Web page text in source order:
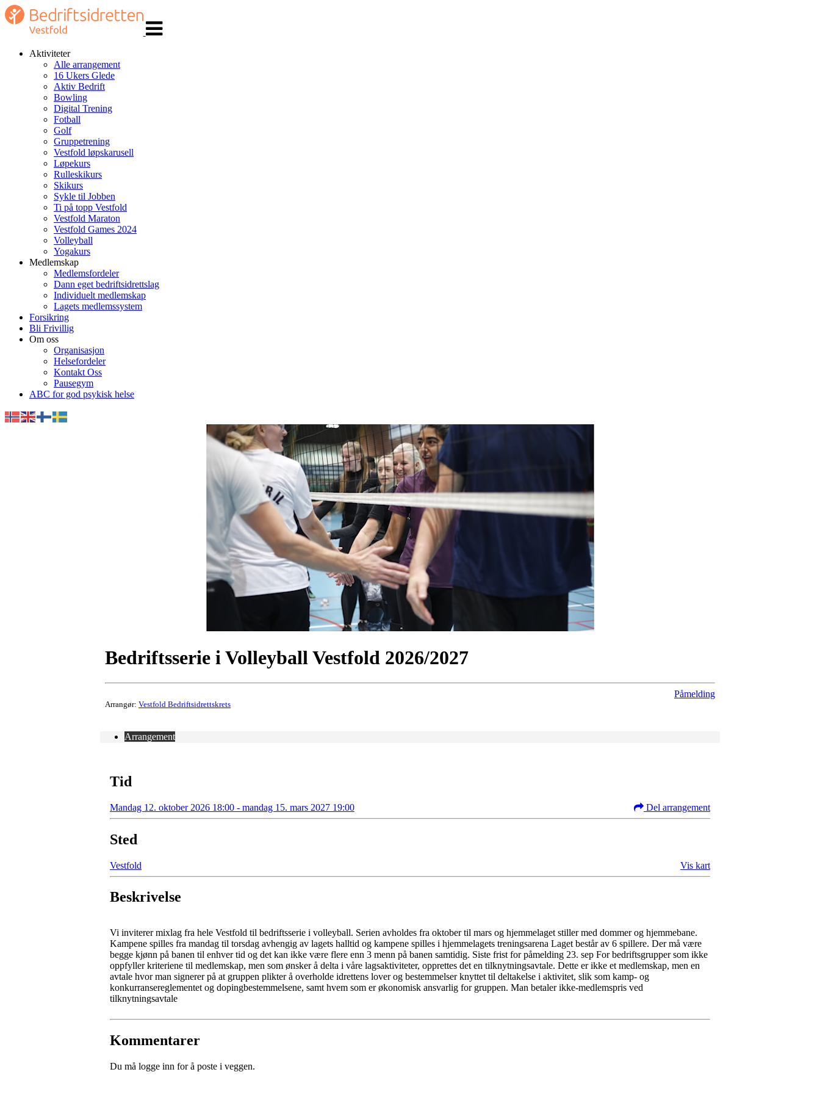
navigasjon
Aktiviteter
Alle arrangement
16 Ukers Glede
Aktiv Bedrift
Bowling
Digital Trening
Fotball
Golf
Gruppetrening
Vestfold løpskarusell
Løpekurs
Rulleskikurs
Skikurs
Sykle til Jobben
Ti på topp Vestfold
Vestfold Maraton
Vestfold Games 2024
Volleyball
Yogakurs
Medlemskap
Medlemsfordeler
Dann eget bedriftsidrettslag
Individuelt medlemskap
Lagets medlemssystem
Forsikring
Bli Frivillig
Om oss
Organisasjon
Helsefordeler
Kontakt Oss
Pausegym
ABC for god psykisk helse
Bedriftsserie i Volleyball Vestfold 2026/2027
Arrangør: Vestfold Bedriftsidrettskrets
Påmelding
Arrangement
Tid
Mandag 12. oktober 2026 18:00 - mandag 15. mars 2027 19:00 Del arrangement
Sted
Vestfold Vis kart
Beskrivelse
Vi inviterer mixlag fra hele Vestfold til bedriftsserie i volleyball. Serien avholdes fra oktober til mars og hjemmelaget stiller med dommer og hjemmebane.
Kampene spilles fra mandag til torsdag avhengig av lagets halltid og kampene spilles i hjemmelagets treningsarena Laget består av 6 spillere. Der må være
begge kjønn på banen til enhver tid og det kan ikke være flere enn 3 menn på banen samtidig. Siste frist for påmelding 23. sep For bedriftsgrupper som ikke
oppfyller kriteriene til medlemskap, men som ønsker å delta i våre lagsaktiviteter, opprettes det en tilknytningsavtale. Dette er ikke et medlemskap, men en
avtale hvor man signerer på at gruppen plikter å overholde idrettens lover og bestemmelser knyttet til deltakelse i aktivitet, slik som kamp- og
konkurransereglementet og dopingbestemmelsene, samt hvem som er økonomisk ansvarlig for gruppen. Man betaler ikke-medlemspris ved
tilknytningsavtale
Kommentarer
Du må logge inn for å poste i veggen.